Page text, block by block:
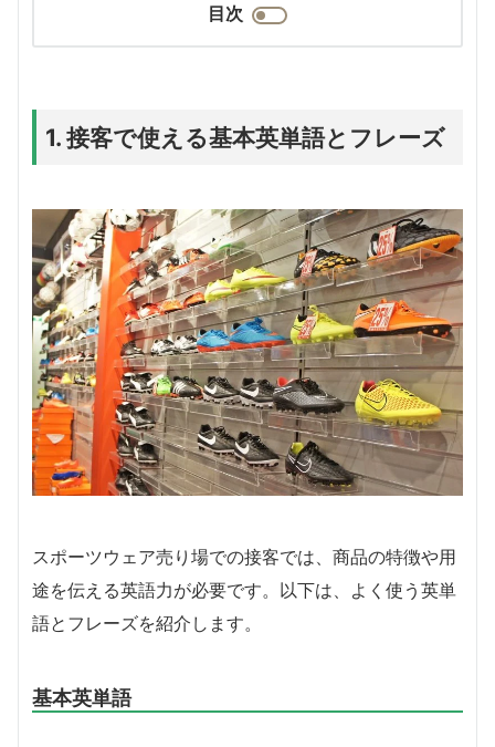
目次
1. 接客で使える基本英単語とフレーズ
スポーツウェア売り場での接客では、商品の特徴や用
途を伝える英語力が必要です。以下は、よく使う英単
語とフレーズを紹介します。
基本英単語